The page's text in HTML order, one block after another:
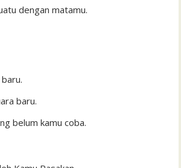
dengan matamu.
baru.
belum kamu coba.